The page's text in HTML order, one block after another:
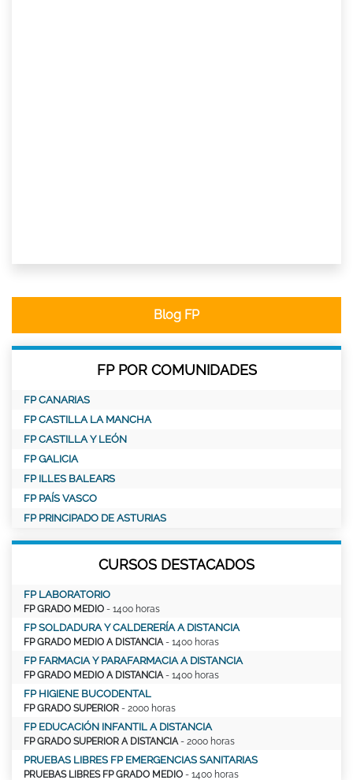
Blog FP
FP POR COMUNIDADES
FP CANARIAS
FP CASTILLA LA MANCHA
FP CASTILLA Y LEÓN
FP GALICIA
FP ILLES BALEARS
FP PAÍS VASCO
FP PRINCIPADO DE ASTURIAS
CURSOS DESTACADOS
FP LABORATORIO
FP GRADO MEDIO - 1400 horas
FP SOLDADURA Y CALDERERÍA A DISTANCIA
FP GRADO MEDIO A DISTANCIA - 1400 horas
FP FARMACIA Y PARAFARMACIA A DISTANCIA
FP GRADO MEDIO A DISTANCIA - 1400 horas
FP HIGIENE BUCODENTAL
FP GRADO SUPERIOR - 2000 horas
FP EDUCACIÓN INFANTIL A DISTANCIA
FP GRADO SUPERIOR A DISTANCIA - 2000 horas
PRUEBAS LIBRES FP EMERGENCIAS SANITARIAS
PRUEBAS LIBRES FP GRADO MEDIO - 1400 horas